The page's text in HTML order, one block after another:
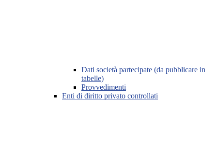
Dati società partecipate (da pubblicare in
tabelle)
Provvedimenti
Enti di diritto privato controllati